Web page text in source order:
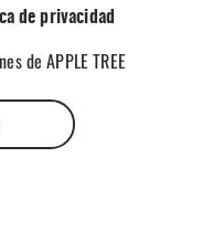
de privacidad
de APPLE TREE